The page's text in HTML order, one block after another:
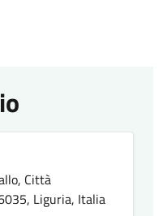
Città
Liguria, Italia